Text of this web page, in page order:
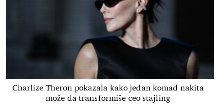
Charlize Theron pokazala kako jedan komad nakita
može da transformiše ceo stajling